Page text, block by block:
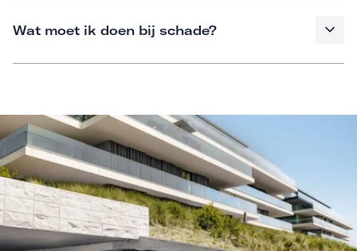
Wat moet ik doen bij schade?